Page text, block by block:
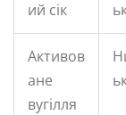
ий сік
Активов
ане
вугілля